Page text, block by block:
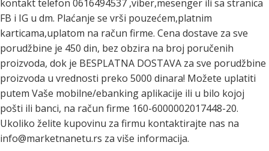
kontakt telefon 0616494537 ,viber,mesenger ili sa stranica
FB i IG u dm. Plaćanje se vrši pouzećem,platnim
karticama,uplatom na račun firme. Cena dostave za sve
porudžbine je 450 din, bez obzira na broj poručenih
proizvoda, dok je BESPLATNA DOSTAVA za sve porudžbine
proizvoda u vrednosti preko 5000 dinara! Možete uplatiti
putem Vaše mobilne/ebanking aplikacije ili u bilo kojoj
pošti ili banci, na račun firme 160-6000002017448-20.
Ukoliko želite kupovinu za firmu kontaktirajte nas na
info@marketnanetu.rs za više informacija.